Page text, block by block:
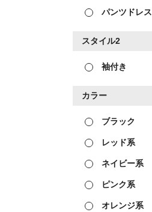
パンツドレス
スタイル2
袖付き
カラー
ブラック
レッド系
ネイビー系
ピンク系
オレンジ系